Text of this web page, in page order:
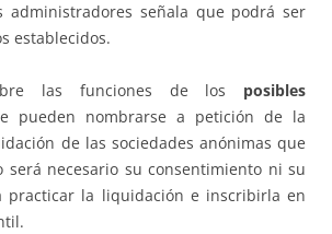
administradores señala que podrá ser
establecidos.
las funciones de los posibles
pueden nombrarse a petición de la
de las sociedades anónimas que
será necesario su consentimiento ni su
practicar la liquidación e inscribirla en